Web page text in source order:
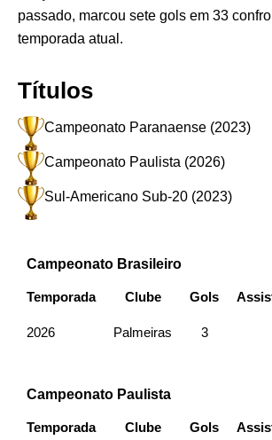
passado, marcou sete gols em 33
temporada atual.
Títulos
Campeonato Paranaense (2023)
Campeonato Paulista (2026)
Sul-Americano Sub-20 (2023)
Campeonato Brasileiro
Temporada Clube Gols
2026 Palmeiras 3
Campeonato Paulista
Temporada Clube Gols